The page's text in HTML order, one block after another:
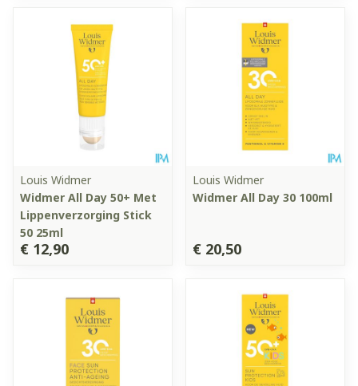
Louis Widmer
Widmer All Day 50+ Met
Lippenverzorging Stick
50 25ml
€ 12,90
Louis Widmer
Widmer All Day 30 100ml
€ 20,50